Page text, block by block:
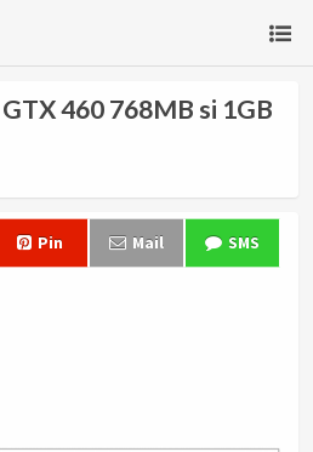
460 768MB si 1GB
Pin Mail SMS